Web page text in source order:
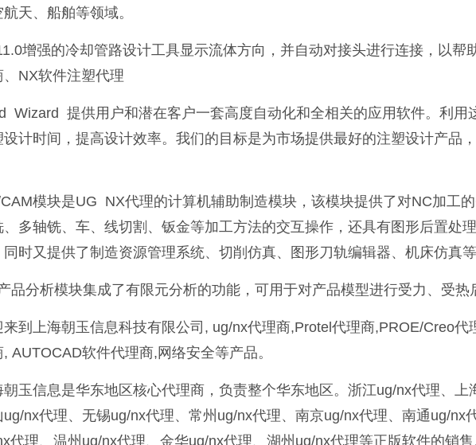
天、船舶等领域。
增强的冷却管路设计工具显示流体方向，并自动对接头进行连接，以帮
、NX软件注塑代理
Wizard 提供用户和潜在客户一套高度自动化和全相关的应用软件。利用
设计时间，提高设计效率。我们的目标是为市场提供最好的注塑设计产品
模块是UG NX代理的计算机辅助制造模块，该模块提供了对NC加工
、多轴铣、车、线切割、钣金等加工方法的交互操作，还具有图形后置处
同时又提供了制造资源管理系统、切削仿真、图形刀轨编辑器、机床仿真等
品分析模块集成了有限元分析的功能，可用于对产品模型进行受力、受热
来到上海朝玉信息科技有限公司, ug/nx代理商,Protel代理商,PROE/Creo
, AUTOCAD软件代理商,网络安全等产品。
朝玉信息是华东地区核心代理商，负责整个华东地区。浙江ug/nx代理、上
ug/nx代理、无锡ug/nx代理、常州ug/nx代理、南京ug/nx代理、南通ug/nx
代理、温州ug/nx代理、金华ug/nx代理、湖州ug/nx代理等正版软件的销售